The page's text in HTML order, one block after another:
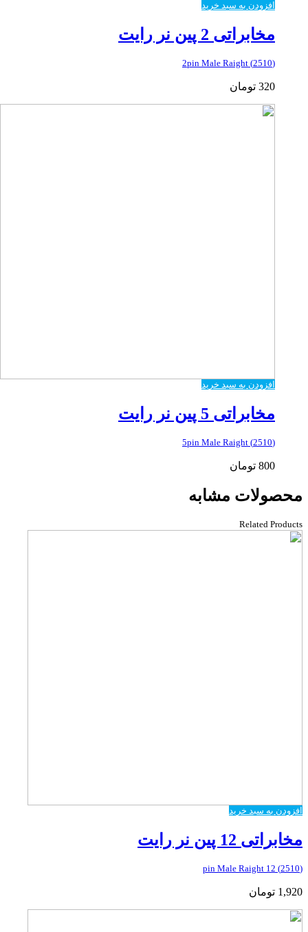
افزودن به سبد خرید
مخابراتی 2 پین نر رایت
(2510) 2pin Male Raight
320 تومان
افزودن به سبد خرید
مخابراتی 5 پین نر رایت
(2510) 5pin Male Raight
800 تومان
محصولات مشابه
Related Products
افزودن به سبد خرید
مخابراتی 12 پین نر رایت
(2510) 12 pin Male Raight
1,920 تومان